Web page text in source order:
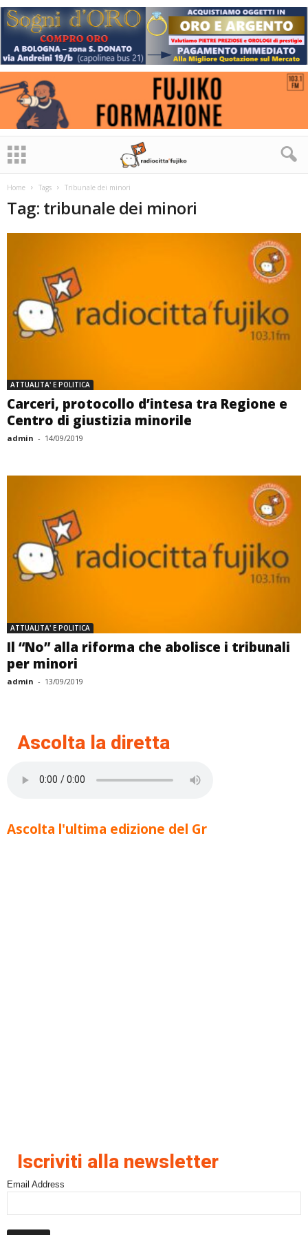
Home Tags Tribunale dei minori
Tag: tribunale dei minori
ATTUALITA' E POLITICA
Carceri, protocollo d’intesa tra Regione e
Centro di giustizia minorile
admin - 14/09/2019
ATTUALITA' E POLITICA
Il “No” alla riforma che abolisce i tribunali
per minori
admin - 13/09/2019
Ascolta la diretta
Ascolta l'ultima edizione del Gr
Iscriviti alla newsletter
Email Address